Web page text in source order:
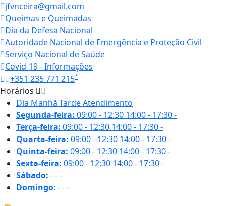
jfvnceira@gmail.com
Queimas e Queimadas
Dia da Defesa Nacional
Autoridade Nacional de Emergência e Proteção Civil
Serviço Nacional de Saúde
Covid-19 - Informações
+351 235 771 215*
Horários
Dia Manhã TardeAtendimento
Segunda-feira: 09:00 - 12:30 14:00 - 17:30-
Terça-feira: 09:00 - 12:30 14:00 - 17:30-
Quarta-feira: 09:00 - 12:30 14:00 - 17:30-
Quinta-feira: 09:00 - 12:30 14:00 - 17:30-
Sexta-feira: 09:00 - 12:30 14:00 - 17:30-
Sábado: ---
Domingo: ---